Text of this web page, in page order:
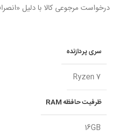
درخواست مرجوعی کالا با دلیل
سری پردازنده
Ryzen 7
ظرفیت حافظه RAM
16GB